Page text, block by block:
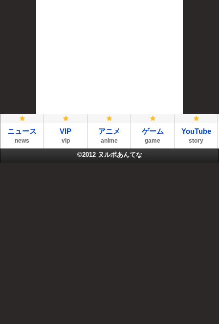
ニュース
news
VIP
vip
アニメ
anime
ゲーム
game
YouTube
story
©2012 ヌルポあんてな